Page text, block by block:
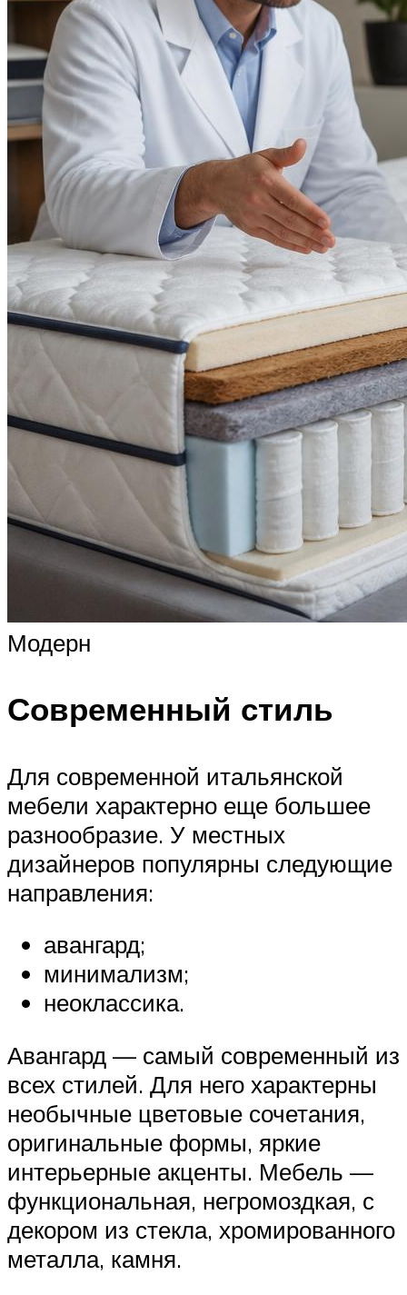
Модерн
Современный стиль
Для современной итальянской
мебели характерно еще большее
разнообразие. У местных
дизайнеров популярны следующие
направления:
авангард;
минимализм;
неоклассика.
Авангард — самый современный из
всех стилей. Для него характерны
необычные цветовые сочетания,
оригинальные формы, яркие
интерьерные акценты. Мебель —
функциональная, негромоздкая, с
декором из стекла, хромированного
металла, камня.